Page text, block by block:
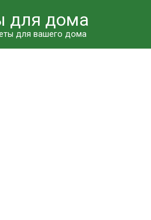
для дома
для вашего дома